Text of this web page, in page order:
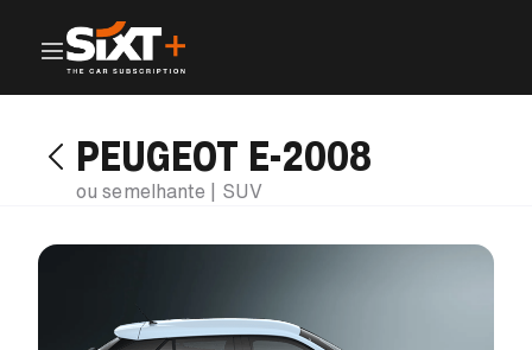
PEUGEOT E-2008
ou semelhante | SUV